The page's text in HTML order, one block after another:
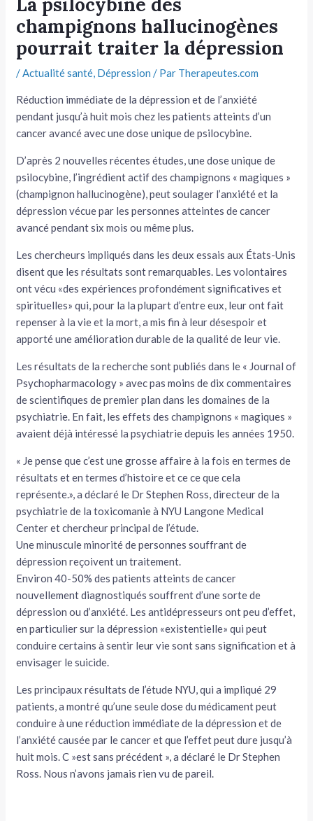
La psilocybine des
champignons hallucinogènes
pourrait traiter la dépression
/Actualité santé, Dépression / Par Therapeutes.com
Réduction immédiate de la dépression et de l’anxiété
pendant jusqu’à huit mois chez les patients atteints d’un
cancer avancé avec une dose unique de psilocybine.
D’après 2 nouvelles récentes études, une dose unique de
psilocybine, l’ingrédient actif des champignons « magiques »
(champignon hallucinogène), peut soulager l’anxiété et la
dépression vécue par les personnes atteintes de cancer
avancé pendant six mois ou même plus.
Les chercheurs impliqués dans les deux essais aux États-Unis
disent que les résultats sont remarquables. Les volontaires
ont vécu «des expériences profondément significatives et
spirituelles» qui, pour la la plupart d’entre eux, leur ont fait
repenser à la vie et la mort, a mis fin à leur désespoir et
apporté une amélioration durable de la qualité de leur vie.
Les résultats de la recherche sont publiés dans le « Journal of
Psychopharmacology » avec pas moins de dix commentaires
de scientifiques de premier plan dans les domaines de la
psychiatrie. En fait, les effets des champignons « magiques »
avaient déjà intéressé la psychiatrie depuis les années 1950.
« Je pense que c’est une grosse affaire à la fois en termes de
résultats et en termes d’histoire et ce ce que cela
représente.», a déclaré le Dr Stephen Ross, directeur de la
psychiatrie de la toxicomanie à NYU Langone Medical
Center et chercheur principal de l’étude.
Une minuscule minorité de personnes souffrant de
dépression reçoivent un traitement.
Environ 40-50% des patients atteints de cancer
nouvellement diagnostiqués souffrent d’une sorte de
dépression ou d’anxiété. Les antidépresseurs ont peu d’effet,
en particulier sur la dépression «existentielle» qui peut
conduire certains à sentir leur vie sont sans signification et à
envisager le suicide.
Les principaux résultats de l’étude NYU, qui a impliqué 29
patients, a montré qu’une seule dose du médicament peut
conduire à une réduction immédiate de la dépression et de
l’anxiété causée par le cancer et que l’effet peut dure jusqu’à
huit mois. C »est sans précédent », a déclaré le Dr Stephen
Ross. Nous n’avons jamais rien vu de pareil.